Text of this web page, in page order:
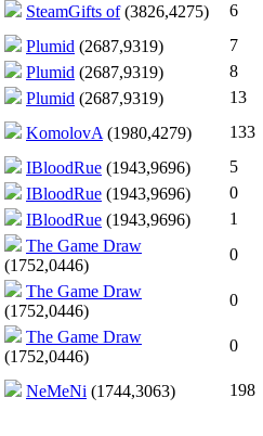
SteamGifts of (3826,4275) 6
Plumid (2687,9319) 7
Plumid (2687,9319) 8
Plumid (2687,9319) 13
KomolovA (1980,4279) 133
IBloodRue (1943,9696) 5
IBloodRue (1943,9696) 0
IBloodRue (1943,9696) 1
The Game Draw
(1752,0446)
0
The Game Draw
(1752,0446)
0
The Game Draw
(1752,0446)
0
NeMeNi (1744,3063) 198